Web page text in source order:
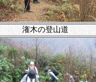
潅木の登山道